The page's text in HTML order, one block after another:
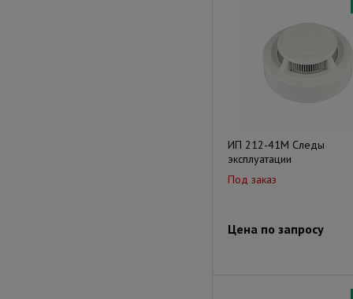
ИП 212-41М Следы
эксплуатации
Под заказ
Цена по запросу